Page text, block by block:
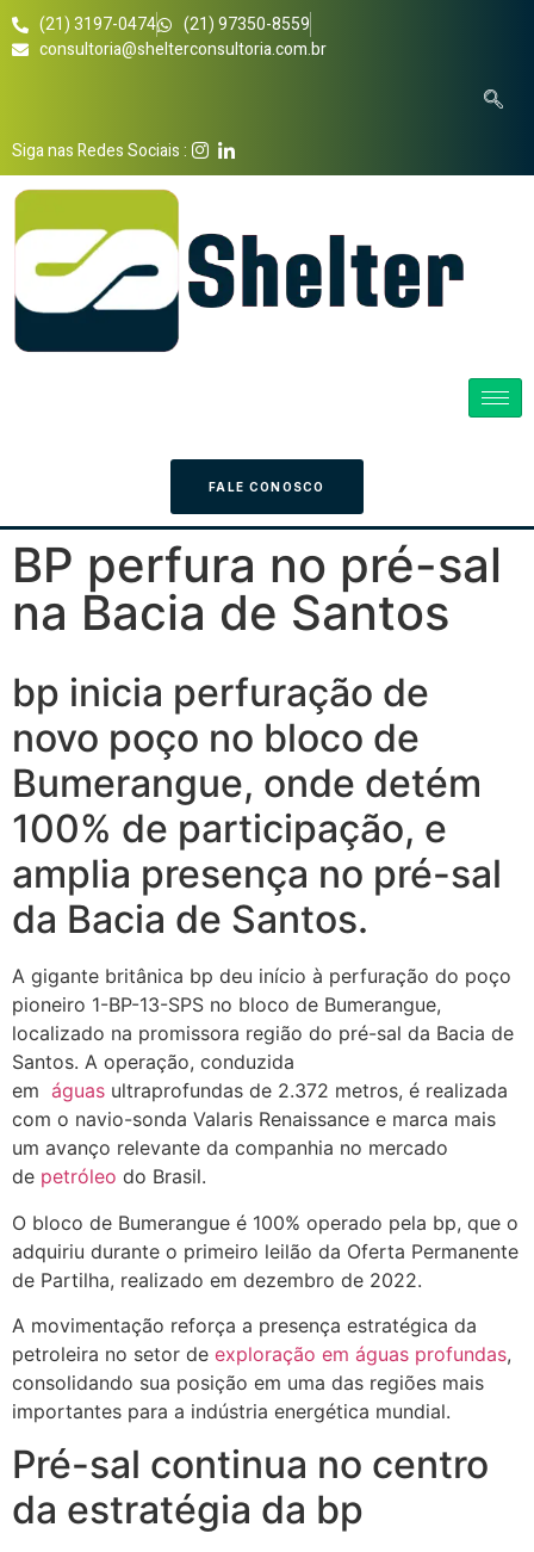
(21) 3197-0474
(21) 97350-8559
consultoria@shelterconsultoria.com.br
Siga nas Redes Sociais :
FALE CONOSCO
BP perfura no pré-sal
na Bacia de Santos
bp inicia perfuração de
novo poço no bloco de
Bumerangue, onde detém
100% de participação, e
amplia presença no pré-sal
da Bacia de Santos.
A gigante britânica bp deu início à perfuração do poço
pioneiro 1-BP-13-SPS no bloco de Bumerangue,
localizado na promissora região do pré-sal da Bacia de
Santos. A operação, conduzida
em águas ultraprofundas de 2.372 metros, é realizada
com o navio-sonda Valaris Renaissance e marca mais
um avanço relevante da companhia no mercado
de petróleo do Brasil.
O bloco de Bumerangue é 100% operado pela bp, que o
adquiriu durante o primeiro leilão da Oferta Permanente
de Partilha, realizado em dezembro de 2022.
A movimentação reforça a presença estratégica da
petroleira no setor de exploração em águas profundas,
consolidando sua posição em uma das regiões mais
importantes para a indústria energética mundial.
Pré-sal continua no centro
da estratégia da bp